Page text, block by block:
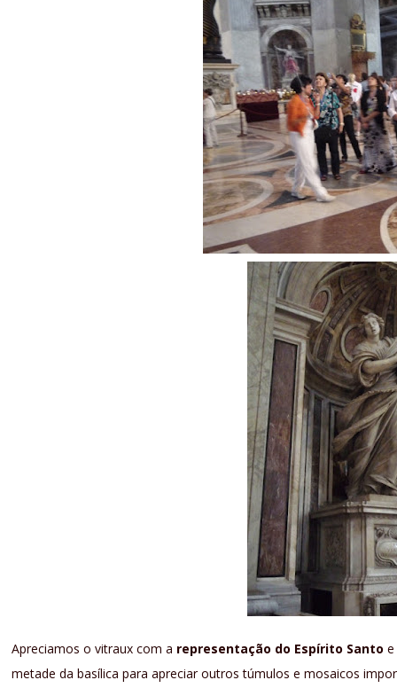
Apreciamos o vitraux com a representação do Espírito Santo
metade da basílica para apreciar outros túmulos e mosaicos